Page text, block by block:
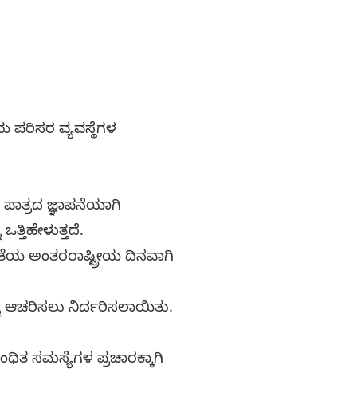
ಪರಿಸರ ವ್ಯವಸ್ಥೆಗಳ
ಜ್ಞಾಪನೆಯಾಗಿ
ಅಂತರರಾಷ್ಟ್ರೀಯ ದಿನವಾಗಿ
ಆಚರಿಸಲು ನಿರ್ದರಿಸಲಾಯಿತು.
ಸಮಸ್ಯೆಗಳ ಪ್ರಚಾರಕ್ಕಾಗಿ